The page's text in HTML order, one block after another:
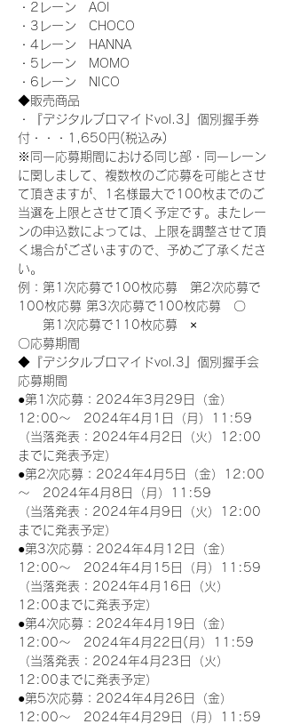
・2レーン　AOI
・3レーン　CHOCO
・4レーン　HANNA
・5レーン　MOMO
・6レーン　NICO
◆販売商品
・『デジタルブロマイドvol.3』個別握手券
付・・・1,650円(税込み)
※同一応募期間における同じ部・同一レーン
に関しまして、複数枚のご応募を可能とさせ
て頂きますが、1名様最大で100枚までのご
当選を上限とさせて頂く予定です。またレー
ンの申込数によっては、上限を調整させて頂
く場合がございますので、予めご了承くださ
い。
例：第1次応募で100枚応募　第2次応募で
100枚応募 第3次応募で100枚応募　〇
第1次応募で110枚応募　×
〇応募期間
◆『デジタルブロマイドvol.3』個別握手会
応募期間
●第1次応募：2024年3月29日（金）
12:00～　2024年4月1日（月）11:59
（当落発表：2024年4月2日（火）12:00
までに発表予定）
●第2次応募：2024年4月5日（金）12:00
～　2024年4月8日（月）11:59
（当落発表：2024年4月9日（火）12:00
までに発表予定）
●第3次応募：2024年4月12日（金）
12:00～　2024年4月15日（月）11:59
（当落発表：2024年4月16日（火）
12:00までに発表予定）
●第4次応募：2024年4月19日（金）
12:00～　2024年4月22日(月）11:59
（当落発表：2024年4月23日（火）
12:00までに発表予定）
●第5次応募：2024年4月26日（金）
12:00～　2024年4月29日（月）11:59